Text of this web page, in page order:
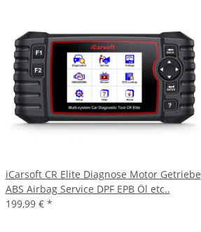
iCarsoft CR Elite Diagnose Motor Getriebe
ABS Airbag Service DPF EPB Öl etc..
199,99 € *